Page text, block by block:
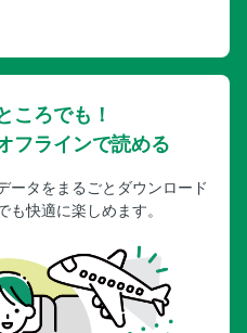
ころでも！
フラインで読める
ータをまるごとダウンロード
快適に楽しめます。